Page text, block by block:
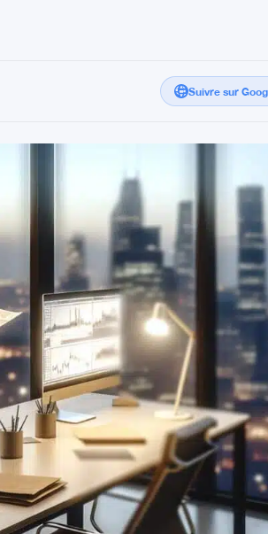
Suivre sur